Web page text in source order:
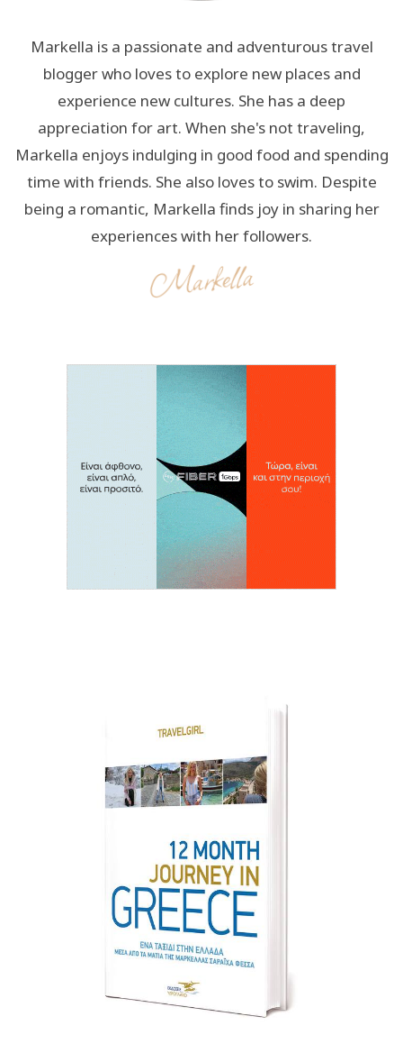
Markella is a passionate and adventurous travel
blogger who loves to explore new places and
experience new cultures. She has a deep
appreciation for art. When she's not traveling,
Markella enjoys indulging in good food and spending
time with friends. She also loves to swim. Despite
being a romantic, Markella finds joy in sharing her
experiences with her followers.